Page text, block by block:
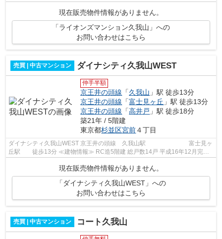
バス１７分 牟礼前バス停下車１分 ...
現在販売物件情報がありません。
「ライオンズマンション久我山」への
お問い合わせはこちら
売買 | 中古マンション ダイナシティ久我山WEST
仲手半額
京王井の頭線 「久我山 」駅 徒歩13分
京王井の頭線 「富士見ヶ丘 」駅 徒歩13分
京王井の頭線 「高井戸 」駅 徒歩18分
築21年 / 5階建
東京都杉並区宮前４丁目
ダイナシティ久我山WEST 京王井の頭線 久我山駅 富士見ヶ
丘駅 徒歩13分 ≪建物情報≫ RC造5階建 総戸数14戸 平成16年12月完成
現在販売物件情報がありません。
「ダイナシティ久我山WEST」への
お問い合わせはこちら
売買 | 中古マンション コート久我山